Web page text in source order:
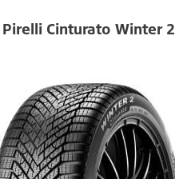
Pirelli Cinturato Winter 2